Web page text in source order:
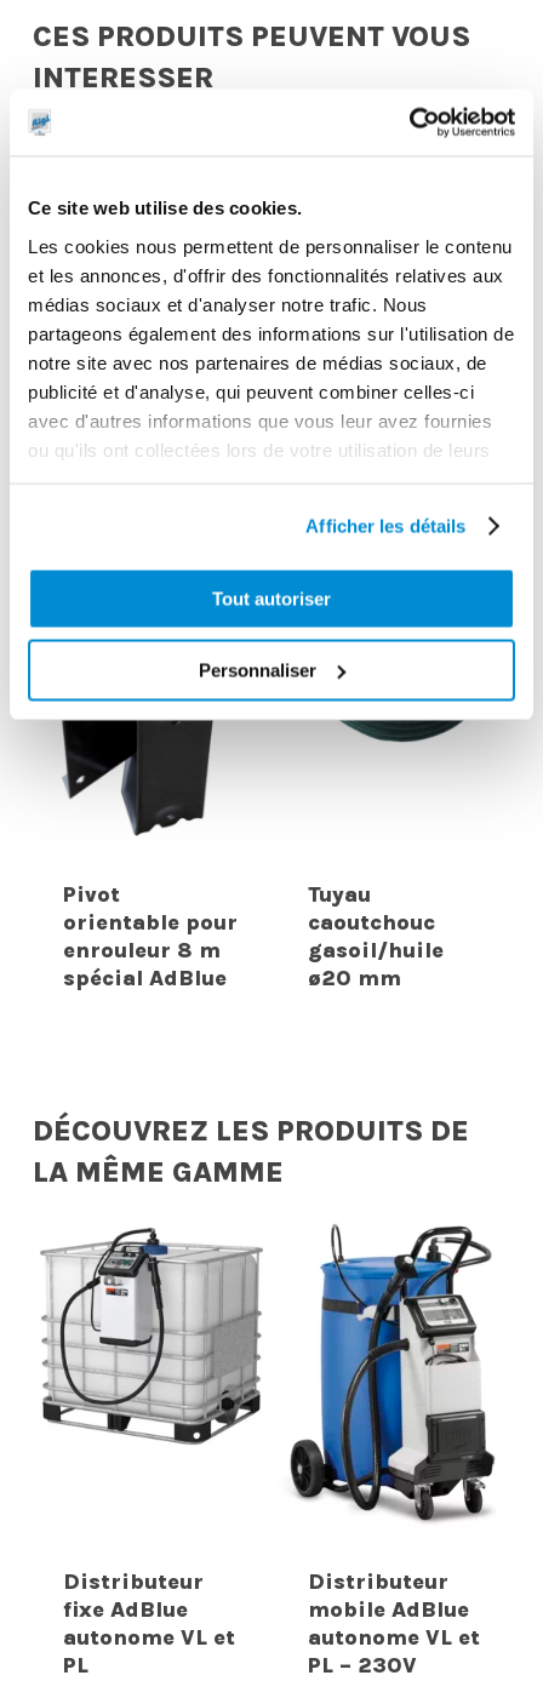
Ce site web utilise des cookies.
Les cookies nous permettent de personnaliser le contenu
et les annonces, d'offrir des fonctionnalités relatives aux
médias sociaux et d'analyser notre trafic. Nous
partageons également des informations sur l'utilisation de
notre site avec nos partenaires de médias sociaux, de
publicité et d'analyse, qui peuvent combiner celles-ci
avec d'autres informations que vous leur avez fournies
ou qu'ils ont collectées lors de votre utilisation de leurs
Afficher les détails
Tout autoriser
Personnaliser
CES PRODUITS PEUVENT VOUS
INTERESSER
Pistolet manuel
polypropylène
spécial AdBlue
Embout cannelé
coudé 90° pour
pompes 12 et
24V
Pivot
orientable pour
enrouleur 8 m
spécial AdBlue
Tuyau
caoutchouc
gasoil/huile
ø20 mm
DÉCOUVREZ LES PRODUITS DE
LA MÊME GAMME
Distributeur
fixe AdBlue
autonome VL et
PL
Distributeur
mobile AdBlue
autonome VL et
PL – 230V